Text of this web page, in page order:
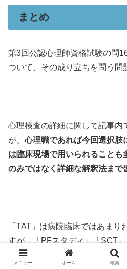
まとめ
第3回公認心理師資格試験の問
ついて、その成り立ちを問う問
心理検査の詳細に関して記事内
が、心理職であれば今回選択肢
は臨床現場で用いられることも
のみではなく詳細な解釈法まで
「TAT」は病院臨床ではあまり
すが、「PFスタディ」「SCT
法による心理検査や「ロールシ
メニュー ホーム 検索